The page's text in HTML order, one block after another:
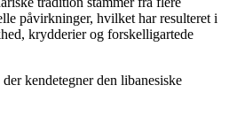
påvirkninger, hvilket har resulteret i
krydderier og forskelligartede
kendetegner den libanesiske